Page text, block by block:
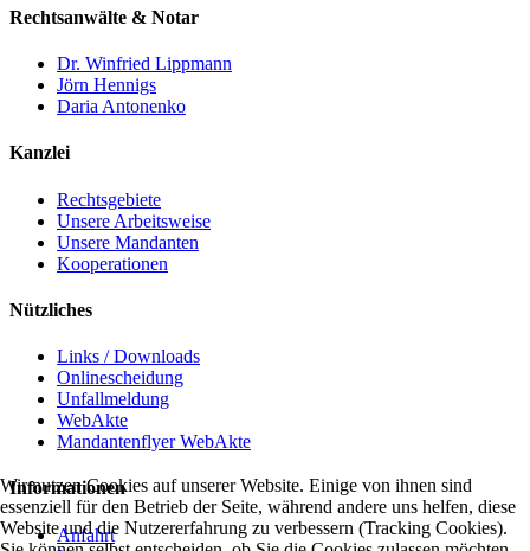
Rechtsanwälte & Notar
Dr. Winfried Lippmann
Jörn Hennigs
Daria Antonenko
Kanzlei
Rechtsgebiete
Unsere Arbeitsweise
Unsere Mandanten
Kooperationen
Nützliches
Links / Downloads
Onlinescheidung
Unfallmeldung
WebAkte
Mandantenflyer WebAkte
Informationen
Anfahrt
Wir nutzen Cookies auf unserer Website. Einige von ihnen sind
essenziell für den Betrieb der Seite, während andere uns helfen, diese
Website und die Nutzererfahrung zu verbessern (Tracking Cookies).